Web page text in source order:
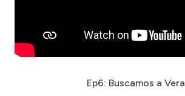
Ep6: Buscamos a Vera